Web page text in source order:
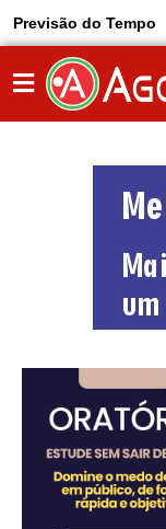
Previsão do Tempo